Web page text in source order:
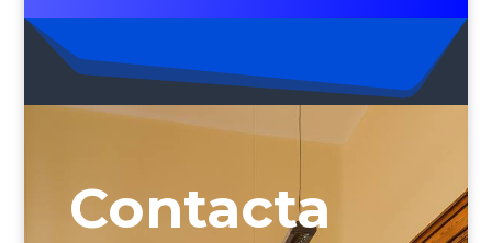
Contacta